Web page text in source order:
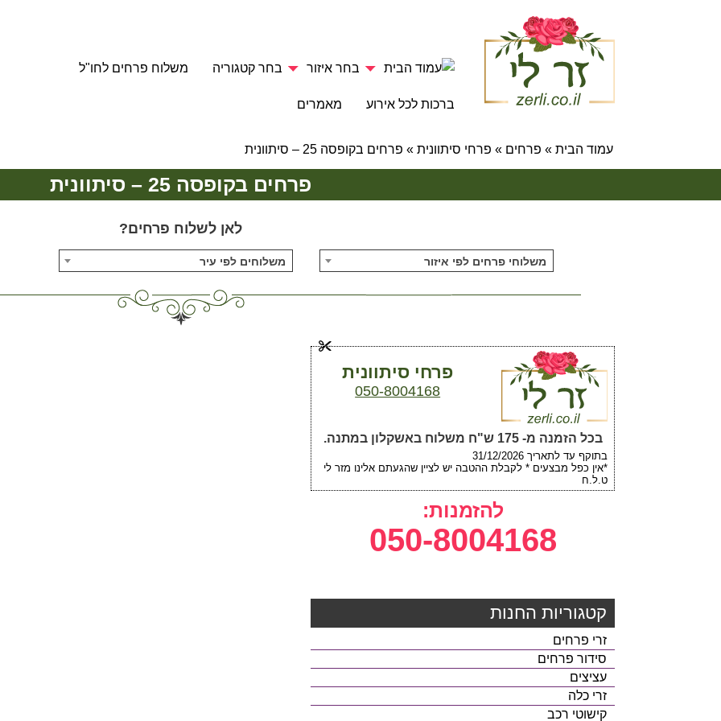
בחר איזור בחר קטגוריה משלוח פרחים לחו"ל
ברכות לכל אירוע מאמרים
עמוד הבית » פרחים » פרחי סיתוונית » פרחים בקופסה 25 – סיתוונית
פרחים בקופסה 25 – סיתוונית
לאן לשלוח פרחים?
משלוחי פרחים לפי איזור משלוחים לפי עיר
פרחי סיתוונית
050-8004168
בכל הזמנה מ- 175 ש"ח משלוח באשקלון במתנה.
בתוקף עד לתאריך 31/12/2026
*אין כפל מבצעים * לקבלת ההטבה יש לציין שהגעתם אלינו מזר לי
ט.ל.ח
להזמנות:
050-8004168
קטגוריות החנות
זרי פרחים
סידור פרחים
עציצים
זרי כלה
קישוטי רכב